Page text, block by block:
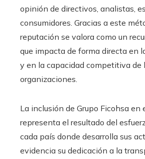
opinión de directivos, analistas,
consumidores. Gracias a este
reputación se valora como un
que impacta de forma directa en
y en la capacidad competitiva de
organizaciones.
La inclusión de Grupo Ficohsa
representa el resultado del
cada país donde desarrolla sus
evidencia su dedicación a la